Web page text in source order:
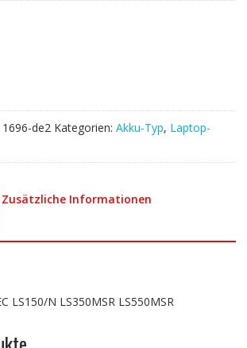
de2 Kategorien: Akku-Typ, Laptop-
Zusätzliche Informationen
LS150/N LS350MSR LS550MSR